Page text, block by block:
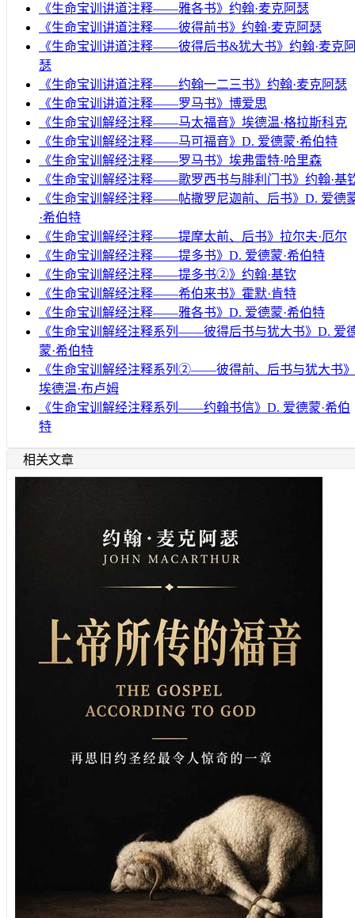
《生命宝训讲道注释——雅各书》约翰·麦克阿瑟
《生命宝训讲道注释——彼得前书》约翰·麦克阿瑟
《生命宝训讲道注释——彼得后书&犹大书》约翰·麦克
瑟
《生命宝训讲道注释——约翰一二三书》约翰·麦克阿瑟
《生命宝训讲道注释——罗马书》博爱思
《生命宝训解经注释——马太福音》埃德温·格拉斯科克
《生命宝训解经注释——马可福音》D. 爱德蒙·希伯特
《生命宝训解经注释——罗马书》埃弗雷特·哈里森
《生命宝训解经注释——歌罗西书与腓利门书》约翰·基
《生命宝训解经注释——帖撒罗尼迦前、后书》D. 爱德
·希伯特
《生命宝训解经注释——提摩太前、后书》拉尔夫·厄尔
《生命宝训解经注释——提多书》D. 爱德蒙·希伯特
《生命宝训解经注释——提多书②》约翰·基钦
《生命宝训解经注释——希伯来书》霍默·肯特
《生命宝训解经注释——雅各书》D. 爱德蒙·希伯特
《生命宝训解经注释系列——彼得后书与犹大书》D. 爱
蒙·希伯特
《生命宝训解经注释系列②——彼得前、后书与犹大书》
埃德温·布卢姆
《生命宝训解经注释系列——约翰书信》D. 爱德蒙·希伯
特
相关文章